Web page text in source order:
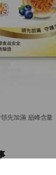
先加滿 巔峰含量